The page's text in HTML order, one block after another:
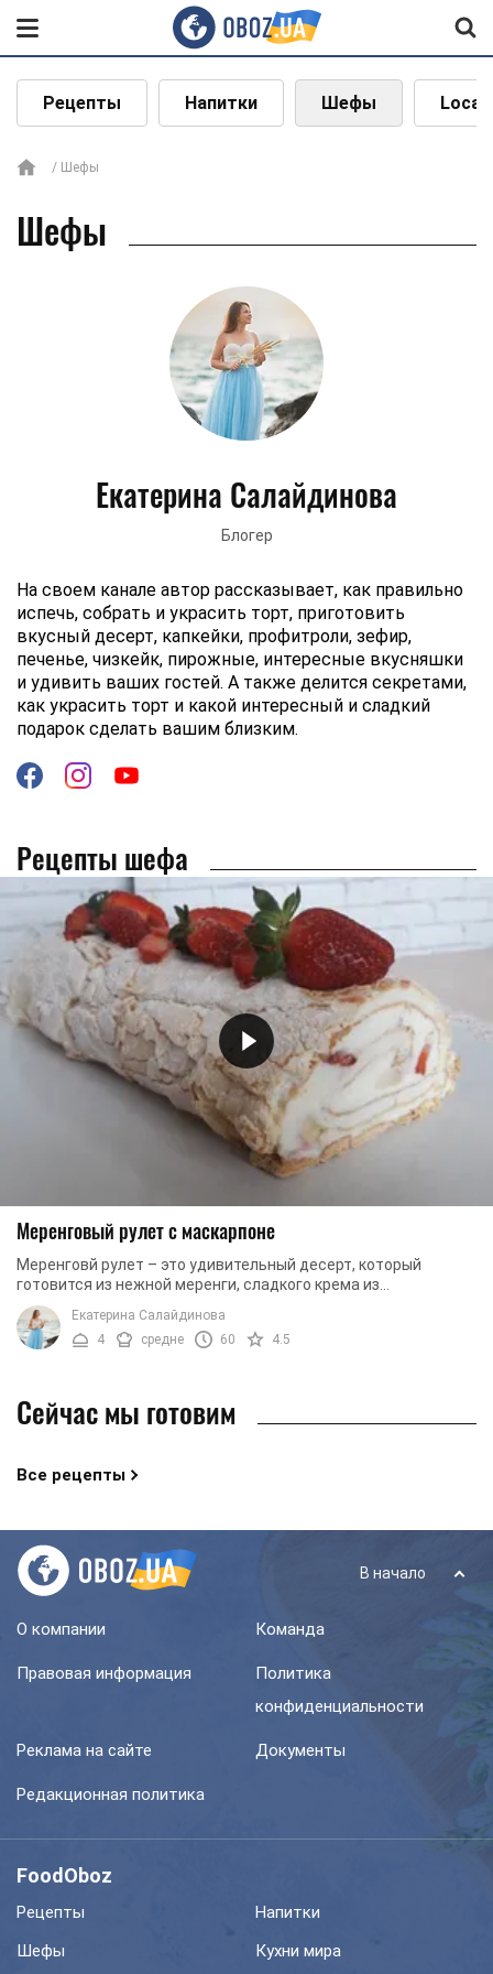
Рецепты Напитки Шефы Local
Шефы
Шефы
Екатерина Салайдинова
Блогер
На своем канале автор рассказывает, как правильно
испечь, собрать и украсить торт, приготовить
вкусный десерт, капкейки, профитроли, зефир,
печенье, чизкейк, пирожные, интересные вкусняшки
и удивить ваших гостей. А также делится секретами,
как украсить торт и какой интересный и сладкий
подарок сделать вашим близким.
Рецепты шефа
Меренговый рулет с маскарпоне
Меренговй рулет – это удивительный десерт, который
готовится из нежной меренги, сладкого крема из
«Маскарпоне» и яркого фруктового декора. Рулет ...
Екатерина Салайдинова
4
средне 60 4.5
Сейчас мы готовим
Все рецепты
В начало
О компании Команда
Правовая информация
Политика
конфиденциальности
Реклама на сайте Документы
Редакционная политика
FoodOboz
Рецепты
Напитки
Шефы
Кухни мира